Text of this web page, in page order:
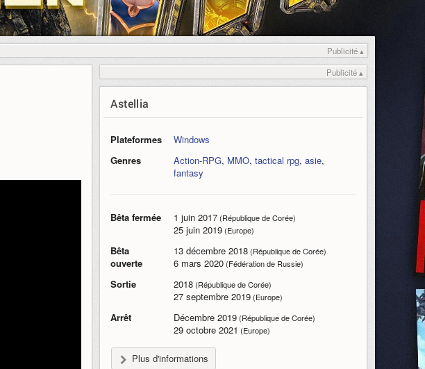
Publicité ▴
Publicité ▴
Astellia
Plateformes
Windows
Genres
Action-RPG, MMO,tactical rpg,asie,
fantasy
Bêta fermée 1 juin 2017(République de Corée)
25 juin 2019(Europe)
Bêta
ouverte
13 décembre 2018(République de Corée)
6 mars 2020(Fédération de Russie)
Sortie 2018(République de Corée)
27 septembre 2019(Europe)
Arrêt Décembre 2019(République de Corée)
29 octobre 2021 (Europe)
Plus d'informations